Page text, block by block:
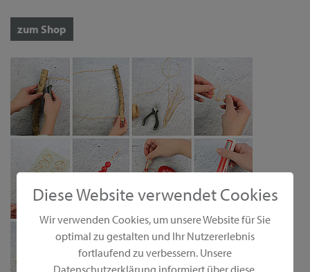
Diese Website verwendet Cookies
Wir verwenden Cookies, um unsere Website für Sie
optimal zu gestalten und Ihr Nutzererlebnis
fortlaufend zu verbessern. Unsere
Datenschutzerklärung informiert über diese.
zum Shop